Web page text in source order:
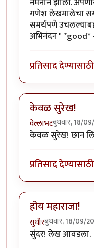
गणेश लेखमालेचा
समर्थपणे
अभिनंदन '' *good*
प्रतिसाद देण्यासाठी
केवळ सुरेख!
वेल्लाभटबुधवार, 18/
केवळ सुरेख! छान
प्रतिसाद देण्यासाठी
होय महाराजा!
सुधीरबुधवार, 18/09/
सुंदर! लेख आवडला.